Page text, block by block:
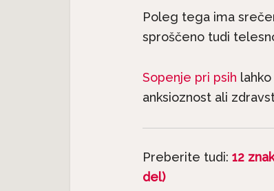
Poleg tega ima
sproščeno tudi
Sopenje pri psih
anksioznost ali
Preberite tudi: 12
del)
Če mačka sope kakor pes –
to ni normalno, ne...